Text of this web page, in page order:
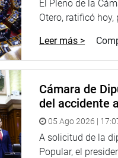
el Plenario Regional,
en la distribución de
El Pleno de la
Otero, ratificó hoy,
Leer más >
Cámara de
del accidente
05 Ago 2026 |
A solicitud de la
Popular, el